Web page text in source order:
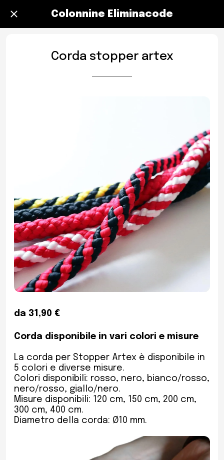
Colonnine Eliminacode
Corda stopper artex
da 31,90 €
Corda disponibile in vari colori e misure
La corda per Stopper Artex è disponibile in
5 colori e diverse misure.
Colori disponibili: rosso, nero, bianco/rosso,
nero/rosso, giallo/nero.
Misure disponibili: 120 cm, 150 cm, 200 cm,
300 cm, 400 cm.
Diametro della corda: Ø10 mm.